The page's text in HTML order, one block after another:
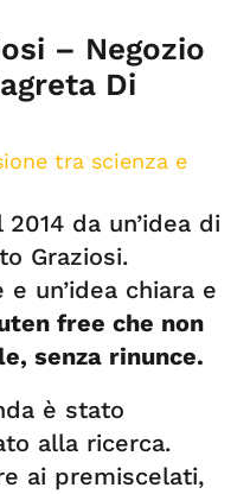
– Negozio
Di
tra scienza e
da un’idea di
Graziosi.
un’idea chiara e
free che non
senza rinunce.
è stato
alla ricerca.
ai premiscelati,